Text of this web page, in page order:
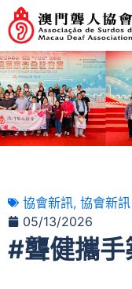
協會新訊, 協會新
05/13/2026
#聾健攜手